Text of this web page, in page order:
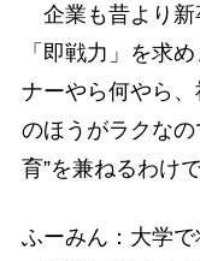
企業も昔より新
「即戦力」を求
ナーやら何やら
のほうがラクな
育”を兼ねるわけで
ふーみん：大学